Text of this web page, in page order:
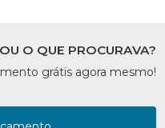
O QUE PROCURAVA?
grátis agora mesmo!